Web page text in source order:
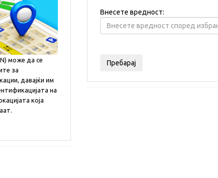
може да се
за
давајќи им
на
која
Внесете вредност: